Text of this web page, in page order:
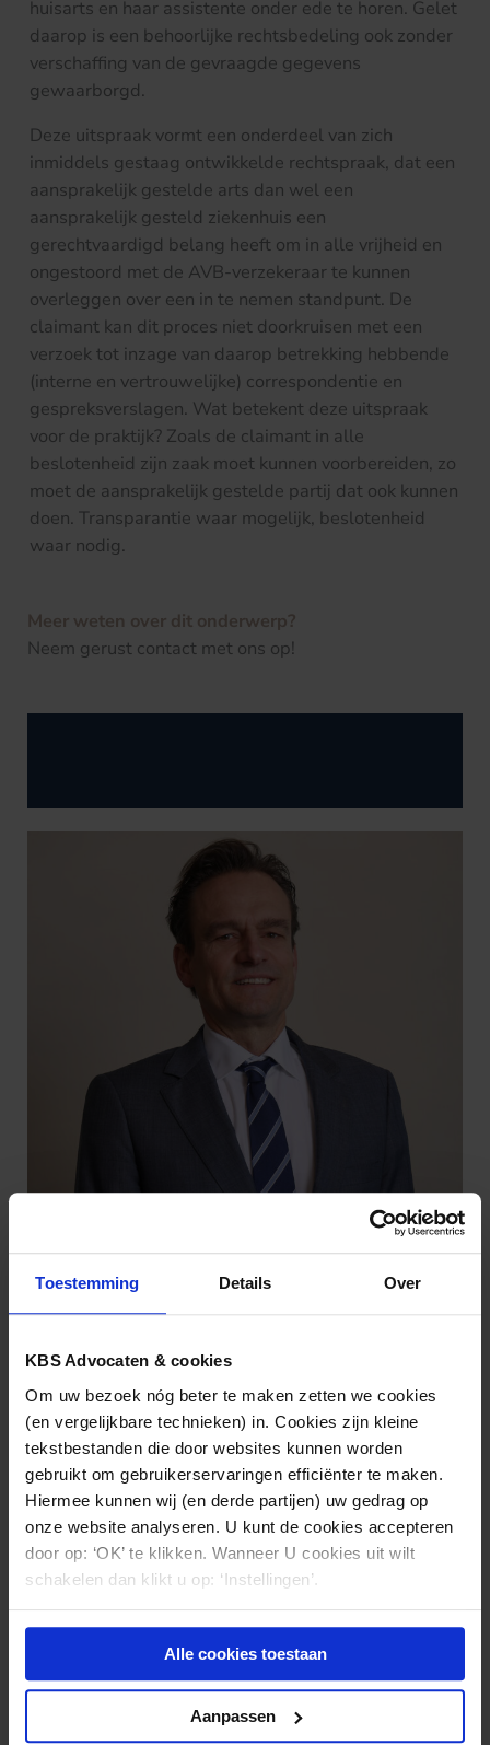
Toestemming Details Over
KBS Advocaten & cookies
Om uw bezoek nóg beter te maken zetten we cookies
(en vergelijkbare technieken) in. Cookies zijn kleine
tekstbestanden die door websites kunnen worden
gebruikt om gebruikerservaringen efficiënter te maken.
Hiermee kunnen wij (en derde partijen) uw gedrag op
onze website analyseren. U kunt de cookies accepteren
door op: ‘OK’ te klikken. Wanneer U cookies uit wilt
schakelen dan klikt u op: ‘Instellingen’.
Alle cookies toestaan
Aanpassen
huisarts en haar assistente onder ede te horen. Gelet
daarop is een behoorlijke rechtsbedeling ook zonder
verschaffing van de gevraagde gegevens
gewaarborgd.
Deze uitspraak vormt een onderdeel van zich
inmiddels gestaag ontwikkelde rechtspraak, dat een
aansprakelijk gestelde arts dan wel een
aansprakelijk gesteld ziekenhuis een
gerechtvaardigd belang heeft om in alle vrijheid en
ongestoord met de AVB-verzekeraar te kunnen
overleggen over een in te nemen standpunt. De
claimant kan dit proces niet doorkruisen met een
verzoek tot inzage van daarop betrekking hebbende
(interne en vertrouwelijke) correspondentie en
gespreksverslagen. Wat betekent deze uitspraak
voor de praktijk? Zoals de claimant in alle
beslotenheid zijn zaak moet kunnen voorbereiden, zo
moet de aansprakelijk gestelde partij dat ook kunnen
doen. Transparantie waar mogelijk, beslotenheid
waar nodig.
Meer weten over dit onderwerp?
Neem gerust contact met ons op!
(030) 21 22 834
mjj.deridder@kbsadvocaten.nl